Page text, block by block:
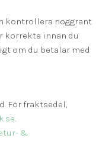
kontrollera noggrant
korrekta innan du
om du betalar med
För fraktsedel,
.
&